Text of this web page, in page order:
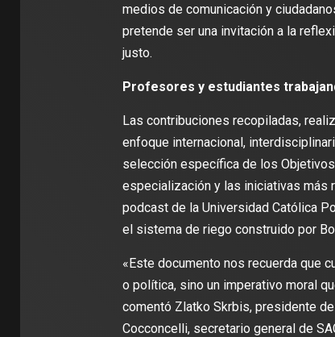
medios de comunicación y
pretende ser una invitación a la
justo.
Profesores y estudiantes
Las contribuciones recopiladas,
enfoque internacional,
selección específica de los
especialización y las iniciativas más
podcast de la Universidad Católica
el sistema de riego construido por
«Este documento nos recuerda que
o política, sino un imperativo moral
comentó Zlatko Skrbis, presidente
Cocconcelli, secretario general de